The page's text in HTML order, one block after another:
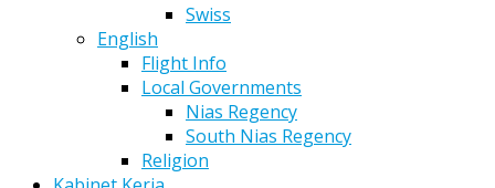
Swiss
English
Flight Info
Local Governments
Nias Regency
South Nias Regency
Religion